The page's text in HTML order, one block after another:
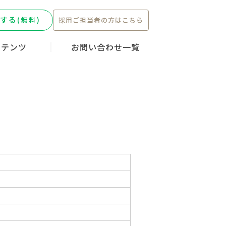
る (無料) 採用ご担当者の方はこちら
ンツ お問い合わせ一覧